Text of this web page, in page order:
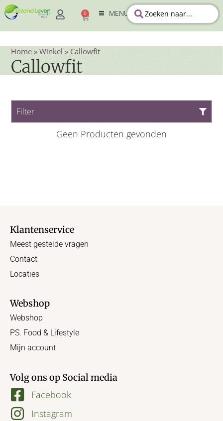
0 MENU
Home »Winkel » Callowfit
Callowfit
Filter
Geen Producten gevonden
Klantenservice
Meest gestelde vragen
Contact
Locaties
Webshop
Webshop
PS. Food & Lifestyle
Mijn account
Volg ons op Social media
Facebook
Instagram